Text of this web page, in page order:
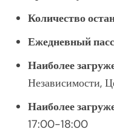
Количество
Ежедневный
Наиболее
Независимости,
Наиболее
17:00-18:00